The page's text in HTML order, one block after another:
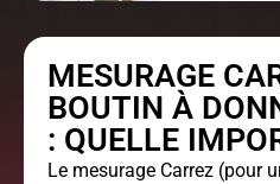
MESURAGE
BOUTIN À
: QUELLE
Le mesurage Carrez (pour